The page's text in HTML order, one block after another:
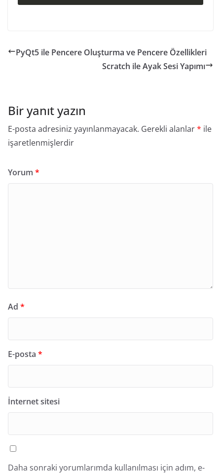
PyQt5 ile Pencere Oluşturma ve Pencere Özellikleri
Scratch ile Ayak Sesi Yapımı
Bir yanıt yazın
E-posta adresiniz yayınlanmayacak. Gerekli alanlar* ile
işaretlenmişlerdir
Yorum *
Ad *
E-posta *
İnternet sitesi
Daha sonraki yorumlarımda kullanılması için adım, e-